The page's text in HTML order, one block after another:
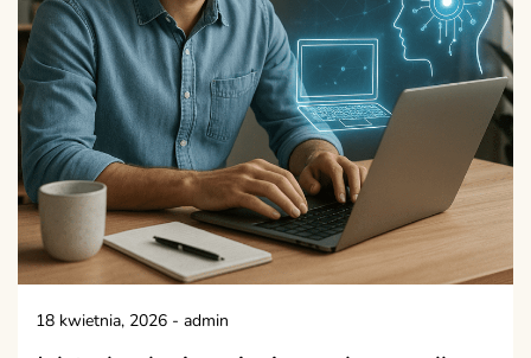
18 kwietnia, 2026 - admin